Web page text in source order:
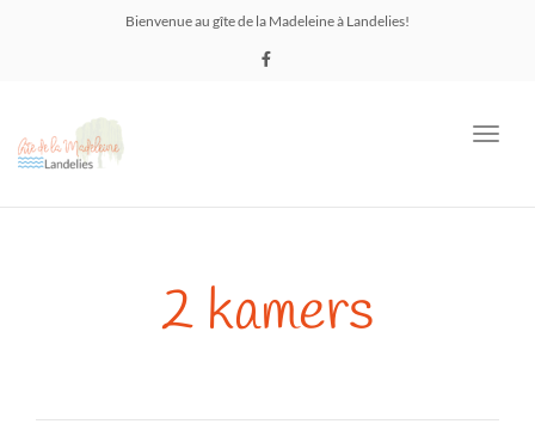
Bienvenue au gîte de la Madeleine à Landelies!
2 kamers